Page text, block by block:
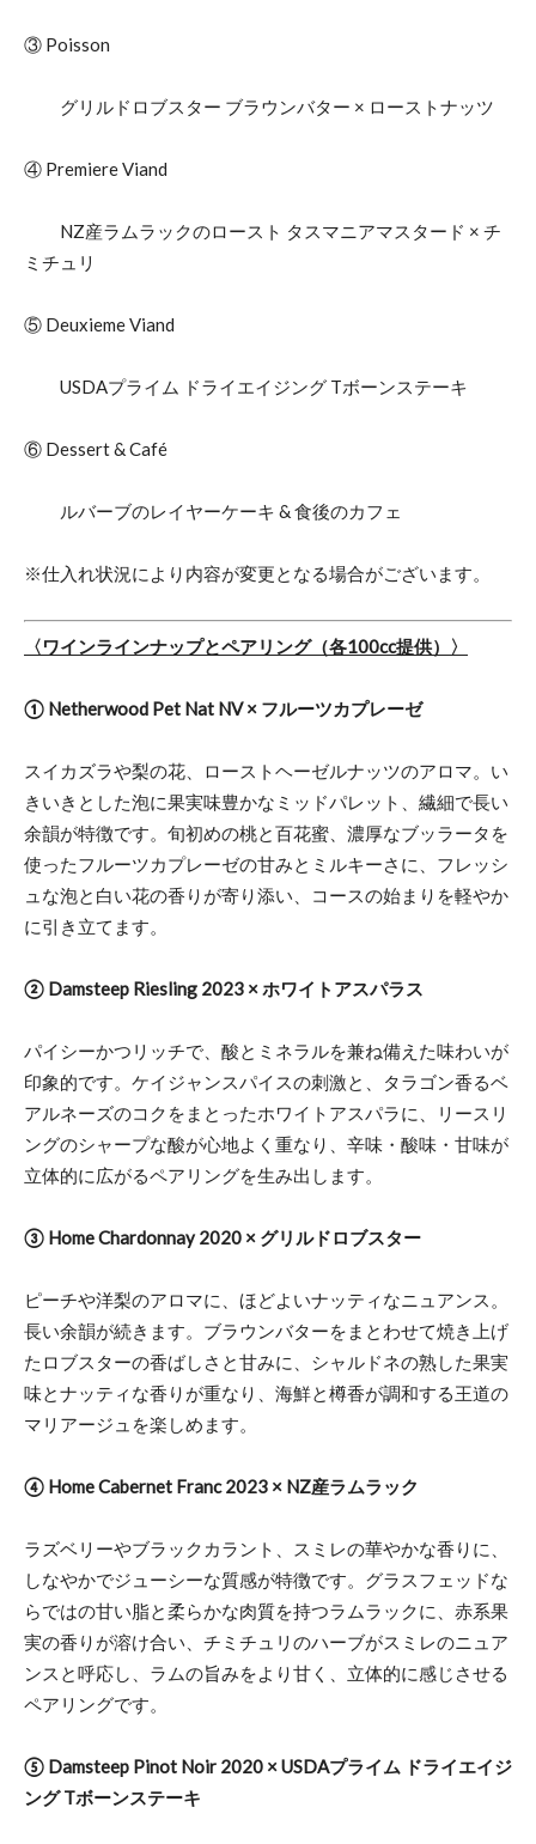
③ Poisson
グリルドロブスター ブラウンバター × ローストナッツ
④ Premiere Viand
NZ産ラムラックのロースト タスマニアマスタード × チ
ミチュリ
⑤ Deuxieme Viand
USDAプライム ドライエイジング Tボーンステーキ
⑥ Dessert & Café
ルバーブのレイヤーケーキ & 食後のカフェ
※仕入れ状況により内容が変更となる場合がございます。
〈ワインラインナップとペアリング（各100cc提供）〉
① Netherwood Pet Nat NV × フルーツカプレーゼ
スイカズラや梨の花、ローストヘーゼルナッツのアロマ。い
きいきとした泡に果実味豊かなミッドパレット、繊細で長い
余韻が特徴です。旬初めの桃と百花蜜、濃厚なブッラータを
使ったフルーツカプレーゼの甘みとミルキーさに、フレッシ
ュな泡と白い花の香りが寄り添い、コースの始まりを軽やか
に引き立てます。
② Damsteep Riesling 2023 × ホワイトアスパラス
パイシーかつリッチで、酸とミネラルを兼ね備えた味わいが
印象的です。ケイジャンスパイスの刺激と、タラゴン香るベ
アルネーズのコクをまとったホワイトアスパラに、リースリ
ングのシャープな酸が心地よく重なり、辛味・酸味・甘味が
立体的に広がるペアリングを生み出します。
③ Home Chardonnay 2020 × グリルドロブスター
ピーチや洋梨のアロマに、ほどよいナッティなニュアンス。
長い余韻が続きます。ブラウンバターをまとわせて焼き上げ
たロブスターの香ばしさと甘みに、シャルドネの熟した果実
味とナッティな香りが重なり、海鮮と樽香が調和する王道の
マリアージュを楽しめます。
④ Home Cabernet Franc 2023 × NZ産ラムラック
ラズベリーやブラックカラント、スミレの華やかな香りに、
しなやかでジューシーな質感が特徴です。グラスフェッドな
らではの甘い脂と柔らかな肉質を持つラムラックに、赤系果
実の香りが溶け合い、チミチュリのハーブがスミレのニュア
ンスと呼応し、ラムの旨みをより甘く、立体的に感じさせる
ペアリングです。
⑤ Damsteep Pinot Noir 2020 × USDAプライム ドライエイジ
ング Tボーンステーキ